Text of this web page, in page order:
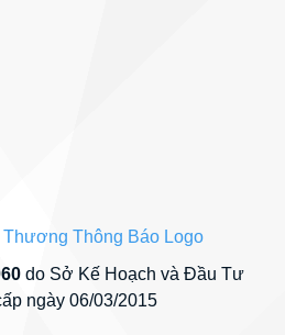
do Sở Kế Hoạch và Đầu Tư
ngày 06/03/2015